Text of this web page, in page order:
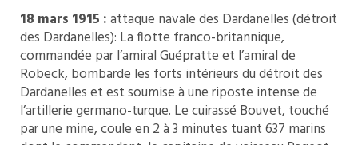
18 mars 1915 :attaque navale des Dardanelles (détroit
des Dardanelles): La flotte franco-britannique,
commandée par l’amiral Guépratte et l’amiral de
Robeck, bombarde les forts intérieurs du détroit des
Dardanelles et est soumise à une riposte intense de
l’artillerie germano-turque. Le cuirassé Bouvet, touché
par une mine, coule en 2 à 3 minutes tuant 637 marins